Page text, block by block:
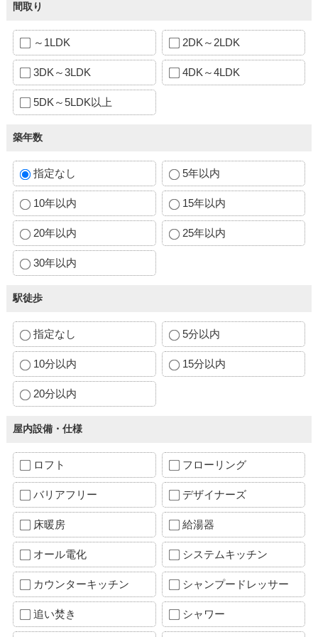
間取り
～1LDK 2DK～2LDK
3DK～3LDK 4DK～4LDK
5DK～5LDK以上
築年数
指定なし 5年以内
10年以内 15年以内
20年以内 25年以内
30年以内
駅徒歩
指定なし 5分以内
10分以内 15分以内
20分以内
屋内設備・仕様
ロフト フローリング
バリアフリー デザイナーズ
床暖房 給湯器
オール電化 システムキッチン
カウンターキッチン シャンプードレッサー
追い焚き シャワー